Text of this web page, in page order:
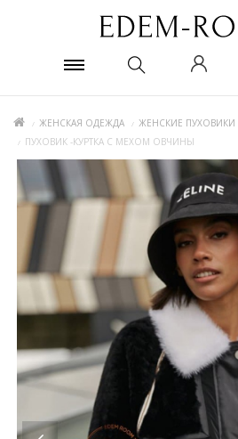
ЖЕНСКАЯ ОДЕЖДА
ЖЕНСКИЕ ПУХОВИКИ
ПУХОВИК -КУРТКА С МЕХОМ ОВЧИНЫ